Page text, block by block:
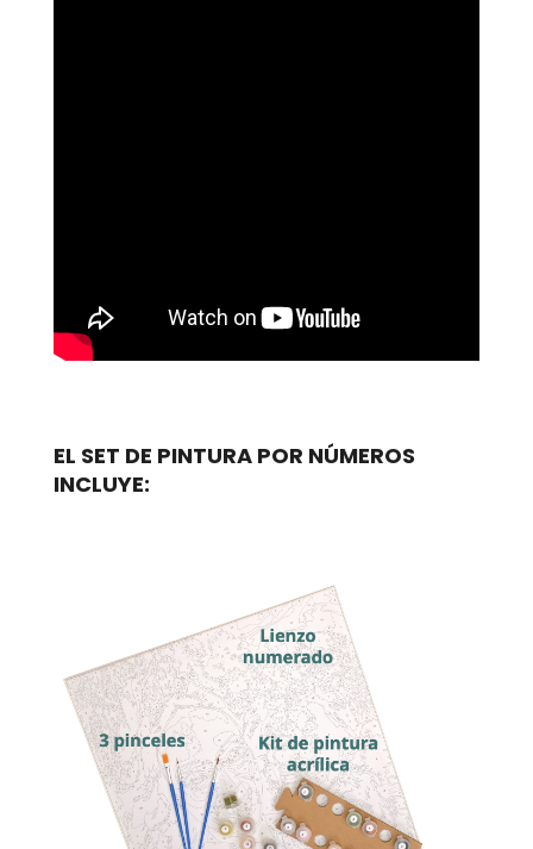
EL SET DE PINTURA POR NÚMEROS
INCLUYE: